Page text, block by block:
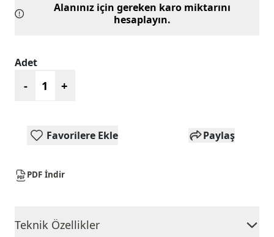
Alanınız için gereken karo miktarını
hesaplayın.
Adet
- +
Favorilere Ekle Paylaş
PDF İndir
Teknik Özellikler